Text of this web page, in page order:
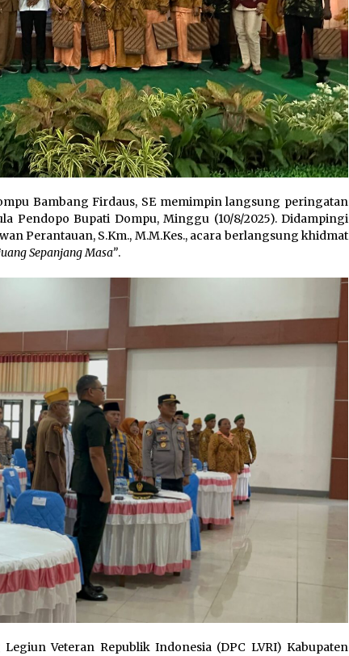
Bambang Firdaus, SE memimpin langsung peringatan
Pendopo Bupati Dompu, Minggu (10/8/2025). Didampingi
Perantauan, S.Km., M.M.Kes., acara berlangsung khidmat
Sepanjang Masa”.
Veteran Republik Indonesia (DPC LVRI) Kabupaten